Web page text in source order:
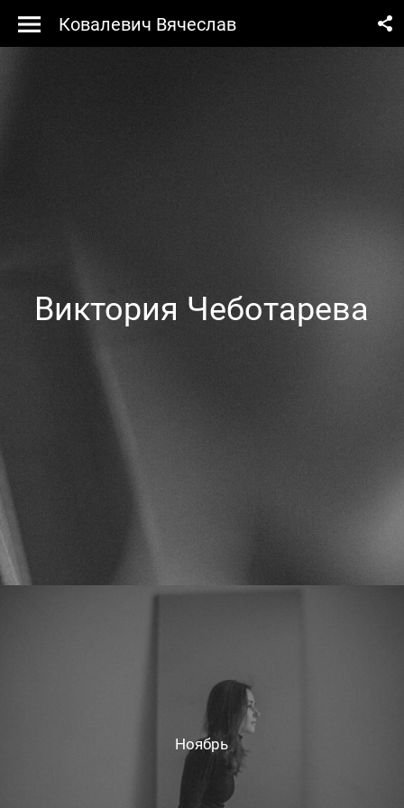
Ковалевич Вячеслав
Виктория Чеботарева
Ноябрь